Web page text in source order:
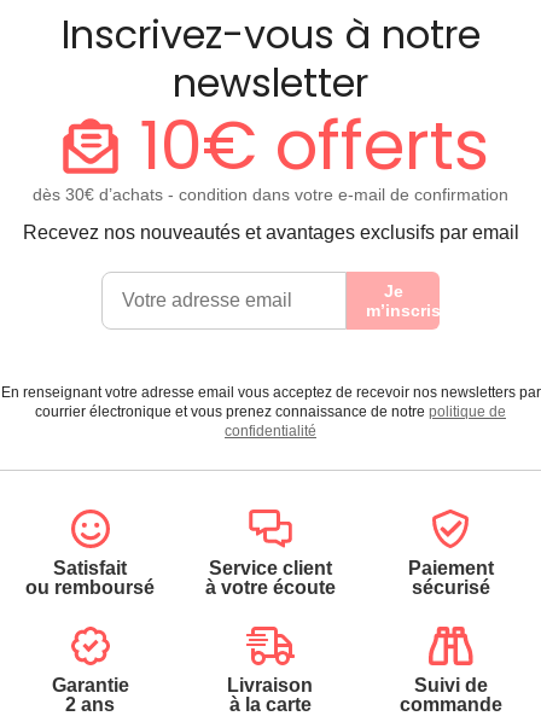
Inscrivez-vous à notre
newsletter
10€ offerts
dès 30€ d’achats - condition dans votre e-mail de confirmation
Recevez nos nouveautés et avantages exclusifs par email
Je
m’inscris
En renseignant votre adresse email vous acceptez de recevoir nos newsletters par
courrier électronique et vous prenez connaissance de notre politique de
confidentialité
Satisfait
ou remboursé
Service client
à votre écoute
Paiement
sécurisé
Garantie
2 ans
Livraison
à la carte
Suivi de
commande